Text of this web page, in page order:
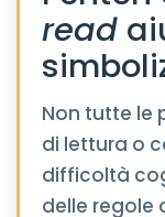
read
Non tutte le
di lettura o
difficoltà
delle regole